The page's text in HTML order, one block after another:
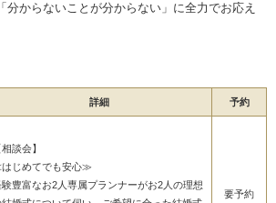
分からないことが分からない」に全力でお応え
詳細 予約
相談会】
じめてでも安心≫
験豊富なお2人専属プランナーがお2人の理想
要予約